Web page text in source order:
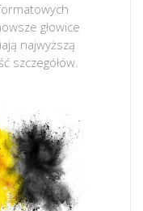
głowice
najwyższą
szczegółów.